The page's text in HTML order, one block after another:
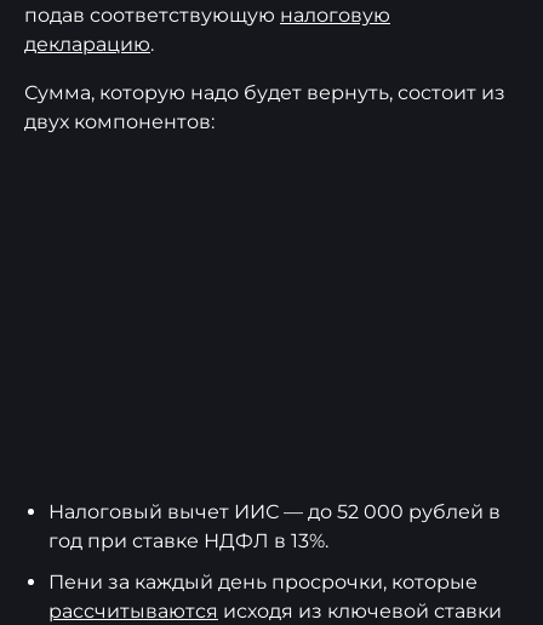
подав соответствующую налоговую
декларацию.
Сумма, которую надо будет вернуть, состоит из
двух компонентов:
Налоговый вычет ИИС — до 52 000 рублей в
год при ставке НДФЛ в 13%.
Пени за каждый день просрочки, которые
рассчитываются исходя из ключевой ставки